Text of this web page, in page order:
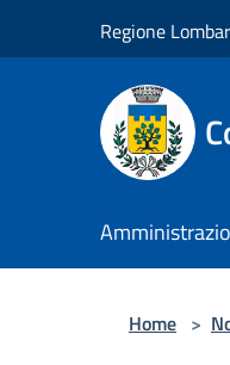
Regione
Home >